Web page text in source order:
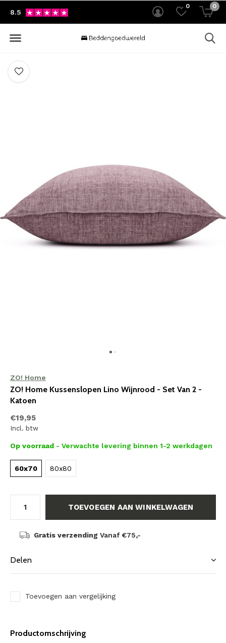
0 0
8.5
ZO! Home
ZO! Home Kussenslopen Lino Wijnrood - Set Van 2 -
Katoen
€19,95
Incl. btw
Op voorraad - Verwachte levering binnen 1-2 werkdagen
60x70 80x80
TOEVOEGEN AAN WINKELWAGEN
Gratis verzending Vanaf €75,-
Delen
Toevoegen aan vergelijking
Productomschrijving